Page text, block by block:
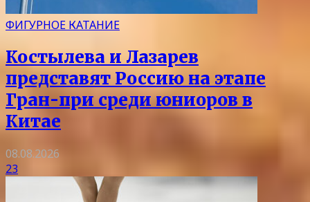
ФИГУРНОЕ КАТАНИЕ
Костылева и Лазарев
представят Россию на этапе
Гран-при среди юниоров в
Китае
08.08.2026
23